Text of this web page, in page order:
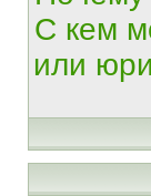
С кем
или